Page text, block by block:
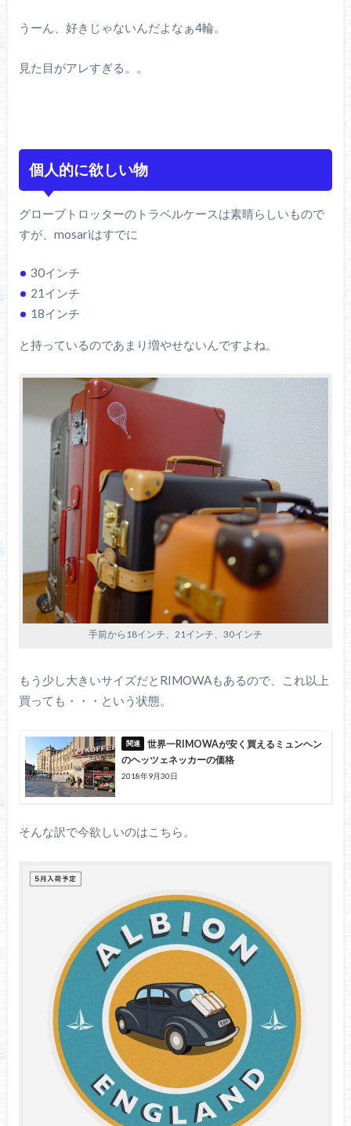
うーん、好きじゃないんだよなぁ4輪。
見た目がアレすぎる。。
個人的に欲しい物
グローブトロッターのトラベルケースは素晴らしいもので
すが、mosariはすでに
30インチ
21インチ
18インチ
と持っているのであまり増やせないんですよね。
手前から18インチ、21インチ、30インチ
もう少し大きいサイズだとRIMOWAもあるので、これ以上
買っても・・・という状態。
世界一RIMOWAが安く買えるミュンヘン
のヘッツェネッカーの価格
2018年9月30日
そんな訳で今欲しいのはこちら。